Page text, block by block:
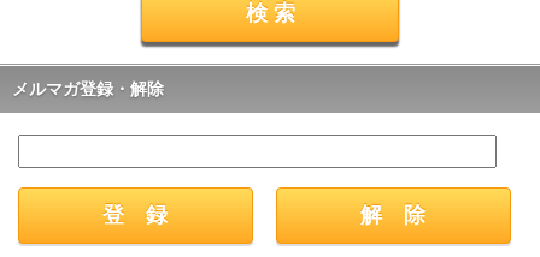
メルマガ登録・解除